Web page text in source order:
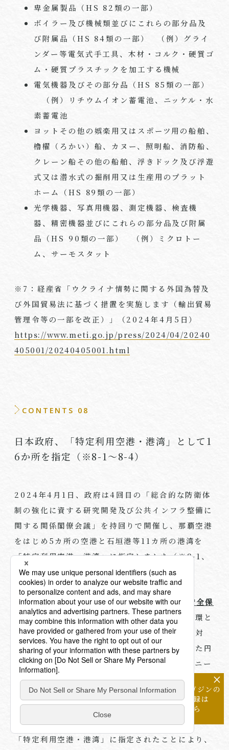
卑金属製品（HS 82類の一部）
ボイラー及び機械類並びにこれらの部分品及
び附属品（HS 84類の一部） （例）グライ
ンダー等電気式手工具、木材・コルク・硬質ゴ
ム・硬質プラスチックを加工する機械
電気機器及びその部分品（HS 85類の一部）
（例）リチウムイオン蓄電池、ニッケル・水
素蓄電池
ヨットその他の娯楽用又はスポーツ用の船舶、
櫓櫂（ろかい）船、カヌー、照明船、消防船、
クレーン船その他の船舶、浮きドック及び浮遊
式又は潜水式の掘削用又は生産用のプラット
ホーム（HS 89類の一部）
光学機器、写真用機器、測定機器、検査機
器、精密機器並びにこれらの部分品及び附属
品（HS 90類の一部） （例）ミクロトー
ム、サーモスタット
※ 7 ：経産省「ウクライナ情勢に関する外国為替及
び外国貿易法に基づく措置を実施します（輸出貿易
管理令等の一部を改正）」（2024年4 月 5 日）
https://www.meti.go.jp/press/2024/04/20240
405001/20240405001.html
CONTENTS 08
日本政府、「特定利用空港・港湾」として1
6か所を指定（※8-1～8-4）
2024年4 月 1 日、政府は4回目の「総合的な防衛体
制の強化に資する研究開発及び公共インフラ整備に
関する関係閣僚会議」を持回りで開催し、那覇空港
をはじめ5カ所の空港と石垣港等11 カ所の港湾を
「特定利用空港・港湾」に指定しました（※8-1、
8-2 ）。
当該会議は、2022年12月に策定された国家安全保
障戦略において「総合的な防衛体制の強化の一環と
して、自衛隊・海上保安庁による国民保護への対
応、平素の訓練、有事の際の展開等を目的とした円
滑な利用・配備のため、自衛隊・海上保安庁のニー
ズに基づき、空港・港湾等の公共インフラの整備や
機能を強化する政府横断的な仕組みを創設する」と
されたことを踏まえて開催されているものです。
「特定利用空港・港湾」に指定されたことにより、
×
メールマガジンの
配信登録は
こちら